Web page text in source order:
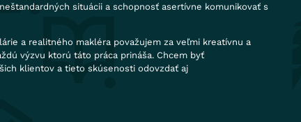
situácii a schopnosť asertívne komunikovať s
a realitného makléra považujem za veľmi kreatívnu a
výzvu ktorú táto práca prináša. Chcem byť
klientov a tieto skúsenosti odovzdať aj